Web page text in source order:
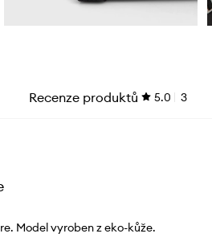
Recenze produktů 5.0 3
Model vyroben z eko-kůže.